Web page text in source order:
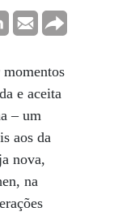
e aceita
– um
aos da
nova,
na